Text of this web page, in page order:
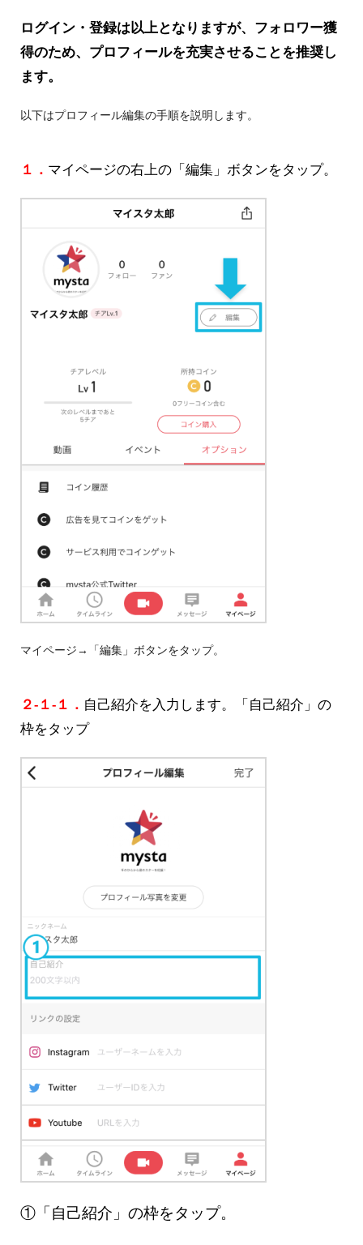
ログイン・登録は以上となりますが、フォロワー獲
得のため、プロフィールを充実させることを推奨し
ます。
以下はプロフィール編集の手順を説明します。
１． マイページの右上の「編集」ボタンをタップ。
マイページ→「編集」ボタンをタップ。
２-１-１． 自己紹介を入力します。「自己紹介」の
枠をタップ
①「自己紹介」の枠をタップ。